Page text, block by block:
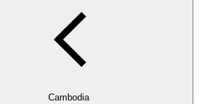
Cambodia